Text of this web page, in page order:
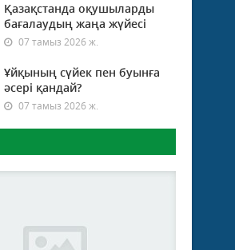
Қазақстанда оқушыларды
бағалаудың жаңа жүйесі
07 тамыз 2026 ж.
Ұйқының сүйек пен буынға
әсері қандай?
07 тамыз 2026 ж.